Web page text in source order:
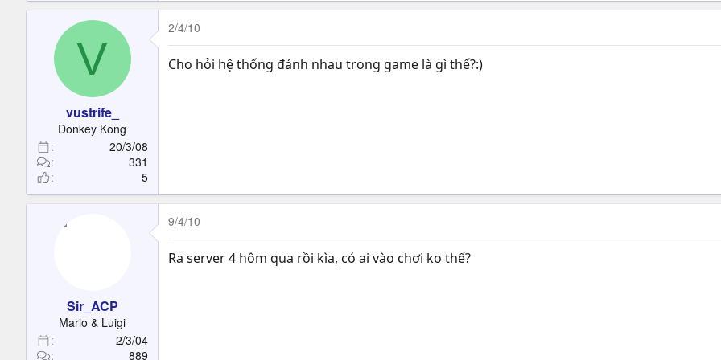
V
vustrife_
Donkey Kong
20/3/08
331
5
2/4/10
Cho hỏi hệ thống đánh nhau trong game là gì thế?:)
Sir_ACP
Mario & Luigi
2/3/04
889
9/4/10
Ra server 4 hôm qua rồi kìa, có ai vào chơi ko thế?